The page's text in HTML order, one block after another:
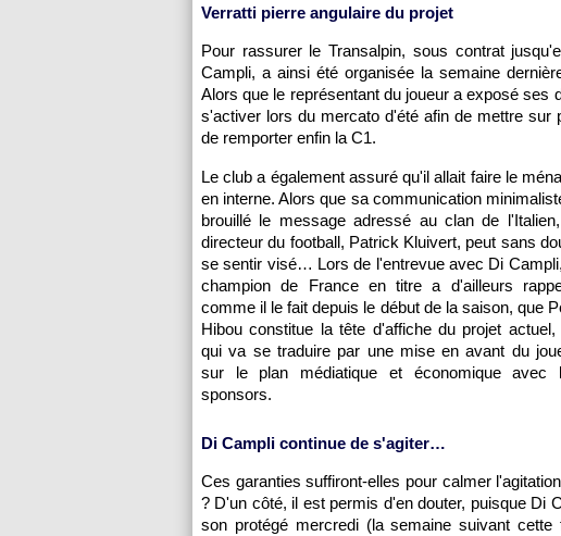
Verratti pierre angulaire du projet
Pour rassurer le Transalpin, sous contrat
Campli, a ainsi été organisée la semaine
Alors que le représentant du joueur a exposé
s'activer lors du mercato d'été afin de mettre sur
de remporter enfin la C1.
Le club a également assuré qu'il allait faire le
en interne. Alors que sa communication
brouillé le message adressé au clan de
directeur du football, Patrick Kluivert, peut sans
se sentir visé… Lors de l'entrevue avec Di
champion de France en titre a d'ailleurs
comme il le fait depuis le début de la saison, que
Hibou constitue la tête d'affiche du projet actuel,
qui va se traduire par une mise en avant du
sur le plan médiatique et économique avec
sponsors.
Di Campli continue de s'agiter…
Ces garanties suffiront-elles pour calmer
? D'un côté, il est permis d'en douter, puisque Di
son protégé mercredi (la semaine suivant